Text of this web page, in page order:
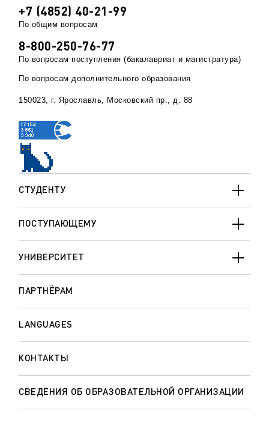
СТУДЕНТУ
ПОСТУПАЮЩЕМУ
УНИВЕРСИТЕТ
ПАРТНЁРАМ
LANGUAGES
КОНТАКТЫ
СВЕДЕНИЯ ОБ ОБРАЗОВАТЕЛЬНОЙ ОРГАНИЗАЦИИ
+7 (4852) 40-21-99
По общим вопросам
8-800-250-76-77
По вопросам поступления (бакалавриат и магистратура)
По вопросам дополнительного образования
150023, г. Ярославль, Московский пр., д. 88